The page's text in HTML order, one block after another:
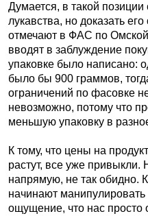
Думается, в такой
лукавства, но доказать
отмечают в ФАС по
вводят в заблуждение
упаковке было написано:
было бы 900 граммов,
ограничений по фасовке
невозможно, потому что
меньшую упаковку в
К тому, что цены на
растут, все уже привыкли.
напрямую, не так обидно.
начинают манипулировать
ощущение, что нас